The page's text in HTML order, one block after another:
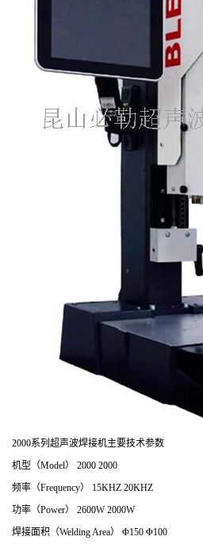
2000系列超声波焊接机主要技术参数
机型（Model） 2000 2000
频率（Frequency） 15KHZ 20KHZ
功率（Power） 2600W 2000W
焊接面积（Welding Area） Φ150 Φ100